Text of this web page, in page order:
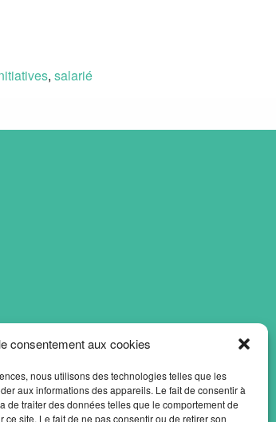
consentement aux cookies
nous utilisons des technologies telles que les
aux informations des appareils. Le fait de consentir à
de traiter des données telles que le comportement de
site. Le fait de ne pas consentir ou de retirer son
,salarié